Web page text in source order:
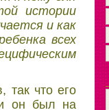
истории
и как
всех
так что его
он был на